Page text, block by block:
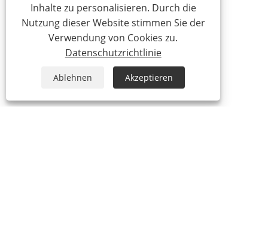
Inhalte zu personalisieren. Durch die
Nutzung dieser Website stimmen Sie der
Verwendung von Cookies zu.
Datenschutzrichtlinie
Ablehnen Akzeptieren